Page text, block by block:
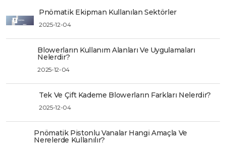
Pnömatik Ekipman Kullanılan Sektörler
2025-12-04
Blowerların Kullanım Alanları Ve Uygulamaları
Nelerdir?
2025-12-04
Tek Ve Çift Kademe Blowerların Farkları Nelerdir?
2025-12-04
Pnömatik Pistonlu Vanalar Hangi Amaçla Ve
Nerelerde Kullanılır?